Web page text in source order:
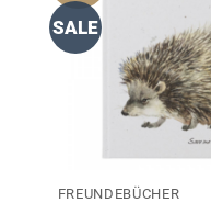
SALE
FREUNDEBÜCHER